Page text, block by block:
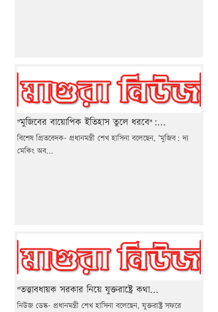
"মুজিবের বায়োপিক ইতিহাস তুলে ধরবে":...
বিশেষ প্রিতবেদক- প্রধানমন্ত্রী শেখ হাসিনা বলেছেন, ‘মুজিব: দ্য
মেকিং অব...
"তত্ত্বাবধায়ক সরকার নিয়ে যুক্তরাষ্ট্রে কথা...
নিউজ ডেস্ক- প্রধানমন্ত্রী শেখ হাসিনা বলেছেন, যুক্তরাষ্ট্র সফরে